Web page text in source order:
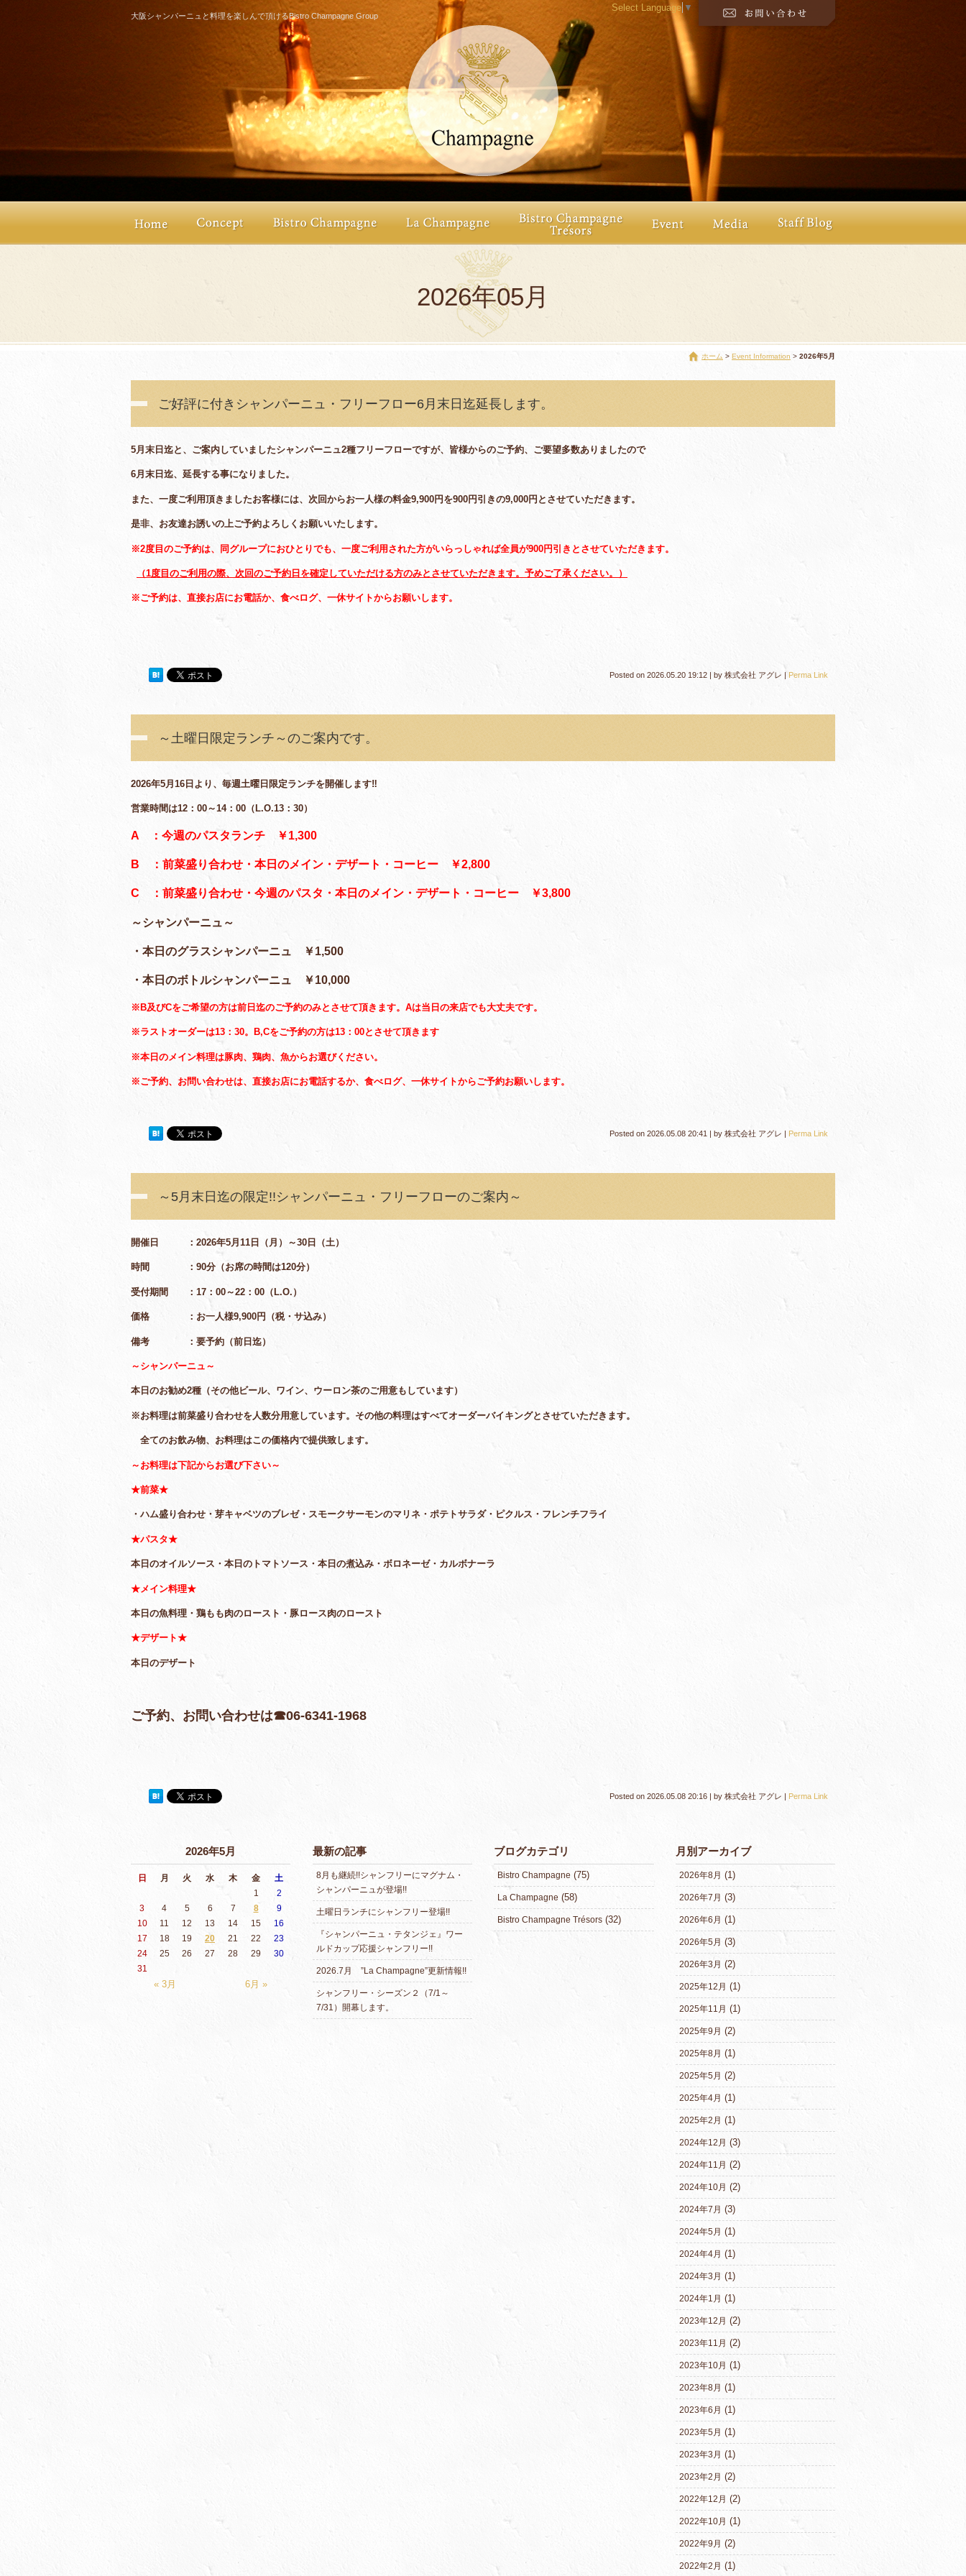
大阪シャンパーニュと料理を楽しんで頂けるBistro Champagne Group
Select Language ▼
2026年05月
ホーム Event Information 2026年5月
ご好評に付きシャンパーニュ・フリーフロー6月末日迄延長します。
5月末日迄と、ご案内していましたシャンパーニュ2種フリーフローですが、皆様からのご予約、ご要望多数ありましたので
6月末日迄、延長する事になりました。
また、一度ご利用頂きましたお客様には、次回からお一人様の料金9,900円を900円引きの9,000円とさせていただきます。
是非、お友達お誘いの上ご予約よろしくお願いいたします。
※2度目のご予約は、同グループにおひとりでも、一度ご利用された方がいらっしゃれば全員が900円引きとさせていただきます。
（1度目のご利用の際、次回のご予約日を確定していただける方のみとさせていただきます。予めご了承ください。）
※ご予約は、直接お店にお電話か、食べログ、一休サイトからお願いします。
Posted on 2026.05.20 19:12 | by 株式会社 アグレ | Perma Link
～土曜日限定ランチ～のご案内です。
2026年5月16日より、毎週土曜日限定ランチを開催します‼
営業時間は12：00～14：00（L.O.13：30）
A ：今週のパスタランチ ￥1,300
B ：前菜盛り合わせ・本日のメイン・デザート・コーヒー ￥2,800
C ：前菜盛り合わせ・今週のパスタ・本日のメイン・デザート・コーヒー ￥3,800
～シャンパーニュ～
・本日のグラスシャンパーニュ ￥1,500
・本日のボトルシャンパーニュ ￥10,000
※B及びCをご希望の方は前日迄のご予約のみとさせて頂きます。Aは当日の来店でも大丈夫です。
※ラストオーダーは13：30。B,Cをご予約の方は13：00とさせて頂きます
※本日のメイン料理は豚肉、鶏肉、魚からお選びください。
※ご予約、お問い合わせは、直接お店にお電話するか、食べログ、一休サイトからご予約お願いします。
Posted on 2026.05.08 20:41 | by 株式会社 アグレ | Perma Link
～5月末日迄の限定!!シャンパーニュ・フリーフローのご案内～
開催日 ：2026年5月11日（月）～30日（土）
時間 ：90分（お席の時間は120分）
受付期間 ：17：00～22：00（L.O.）
価格 ：お一人様9,900円（税・サ込み）
備考 ：要予約（前日迄）
～シャンパーニュ～
本日のお勧め2種（その他ビール、ワイン、ウーロン茶のご用意もしています）
※お料理は前菜盛り合わせを人数分用意しています。その他の料理はすべてオーダーバイキングとさせていただきます。
全てのお飲み物、お料理はこの価格内で提供致します。
～お料理は下記からお選び下さい～
★前菜★
・ハム盛り合わせ・芽キャベツのブレゼ・スモークサーモンのマリネ・ポテトサラダ・ピクルス・フレンチフライ
★パスタ★
本日のオイルソース・本日のトマトソース・本日の煮込み・ボロネーゼ・カルボナーラ
★メイン料理★
本日の魚料理・鶏もも肉のロースト・豚ロース肉のロースト
★デザート★
本日のデザート
ご予約、お問い合わせは☎06-6341-1968
Posted on 2026.05.08 20:16 | by 株式会社 アグレ | Perma Link
2026年5月
日 月 火 水 木 金 土
« 3月 6月 »
1
2
3
4 5 6 7 8
9
10
11 12 13 14 15
16
17
18 19 20 21 22
23
24
25 26 27 28 29
30
31
最新の記事
8月も継続!!シャンフリーにマグナム・
シャンパーニュが登場!!
土曜日ランチにシャンフリー登場!!
『シャンパーニュ・テタンジェ』ワー
ルドカップ応援シャンフリー!!
2026.7月 ”La Champagne”更新情報!!
シャンフリー・シーズン２（7/1～
7/31）開幕します。
ブログカテゴリ
Bistro Champagne (75)
La Champagne (58)
Bistro Champagne Trésors (32)
月別アーカイブ
2026年8月 (1)
2026年7月 (3)
2026年6月 (1)
2026年5月 (3)
2026年3月 (2)
2025年12月 (1)
2025年11月 (1)
2025年9月 (2)
2025年8月 (1)
2025年5月 (2)
2025年4月 (1)
2025年2月 (1)
2024年12月 (3)
2024年11月 (2)
2024年10月 (2)
2024年7月 (3)
2024年5月 (1)
2024年4月 (1)
2024年3月 (1)
2024年1月 (1)
2023年12月 (2)
2023年11月 (2)
2023年10月 (1)
2023年8月 (1)
2023年6月 (1)
2023年5月 (1)
2023年3月 (1)
2023年2月 (2)
2022年12月 (2)
2022年10月 (1)
2022年9月 (2)
2022年2月 (1)